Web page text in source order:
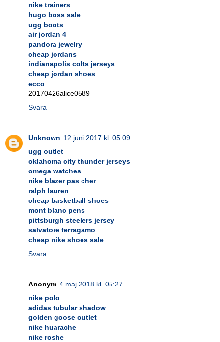
nike trainers
hugo boss sale
ugg boots
air jordan 4
pandora jewelry
cheap jordans
indianapolis colts jerseys
cheap jordan shoes
ecco
20170426alice0589
Svara
Unknown 12 juni 2017 kl. 05:09
ugg outlet
oklahoma city thunder jerseys
omega watches
nike blazer pas cher
ralph lauren
cheap basketball shoes
mont blanc pens
pittsburgh steelers jersey
salvatore ferragamo
cheap nike shoes sale
Svara
Anonym 4 maj 2018 kl. 05:27
nike polo
adidas tubular shadow
golden goose outlet
nike huarache
nike roshe